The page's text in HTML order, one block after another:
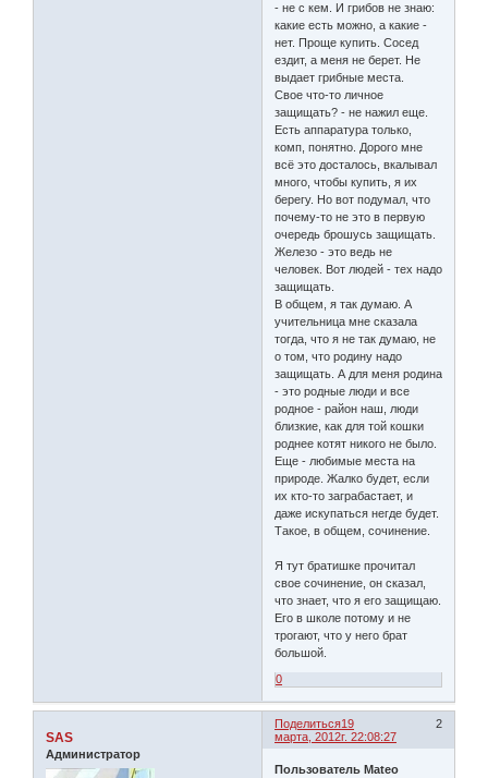
- не с кем. И грибов не знаю:
какие есть можно, а какие -
нет. Проще купить. Сосед
ездит, а меня не берет. Не
выдает грибные места.
Свое что-то личное
защищать? - не нажил еще.
Есть аппаратура только,
комп, понятно. Дорого мне
всё это досталось, вкалывал
много, чтобы купить, я их
берегу. Но вот подумал, что
почему-то не это в первую
очередь брошусь защищать.
Железо - это ведь не
человек. Вот людей - тех надо
защищать.
В общем, я так думаю. А
учительница мне сказала
тогда, что я не так думаю, не
о том, что родину надо
защищать. А для меня родина
- это родные люди и все
родное - район наш, люди
близкие, как для той кошки
роднее котят никого не было.
Еще - любимые места на
природе. Жалко будет, если
их кто-то заграбастает, и
даже искупаться негде будет.
Такое, в общем, сочинение.
Я тут братишке прочитал
свое сочинение, он сказал,
что знает, что я его защищаю.
Его в школе потому и не
трогают, что у него брат
большой.
0
Поделиться 2
19
марта, 2012г. 22:08:27
SAS
Администратор
Пользователь Mateo